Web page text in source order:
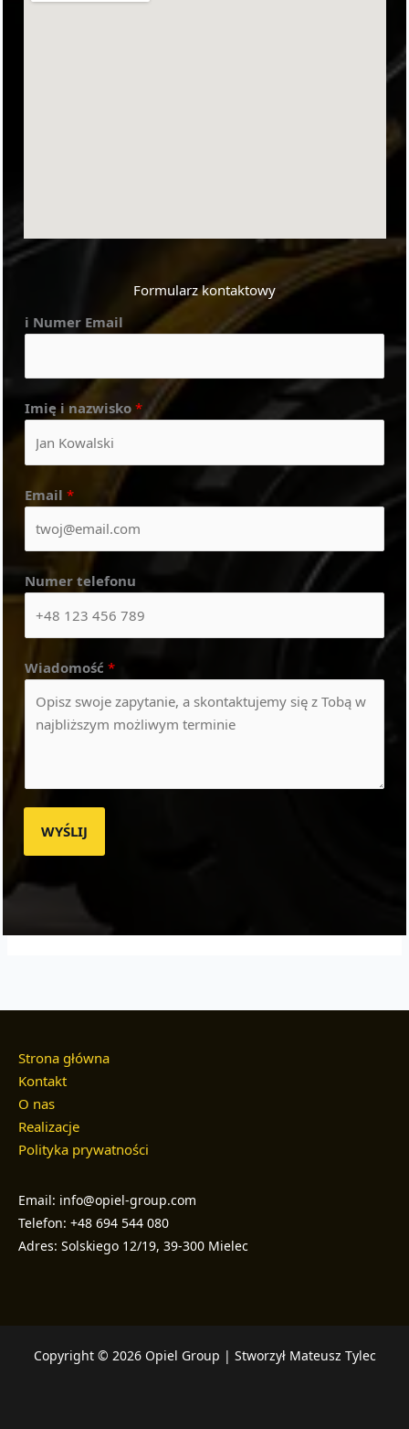
Formularz kontaktowy
i Numer Email
Imię i nazwisko *
Email *
Numer telefonu
Wiadomość *
WYŚLIJ
Strona główna
Kontakt
O nas
Realizacje
Polityka prywatności
Email: info@opiel-group.com
Telefon: +48 694 544 080
Adres: Solskiego 12/19, 39-300 Mielec
Copyright © 2026 Opiel Group | Stworzył Mateusz Tylec